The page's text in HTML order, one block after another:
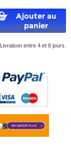
Ajouter au
panier
Livraison entre 4 et 8 jours.